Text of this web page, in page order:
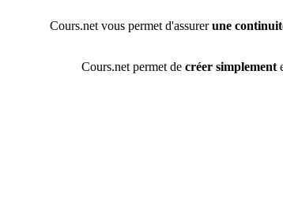
Cours.net vous permet d'assurerune
Cours.net permet de créer simplement